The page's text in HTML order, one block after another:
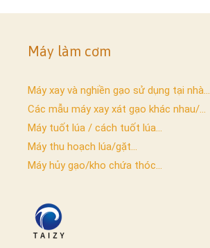
Máy làm cơm
Máy xay và nghiền gạo sử dụng tại nhà...
Các mẫu máy xay xát gạo khác nhau/...
Máy tuốt lúa / cách tuốt lúa...
Máy thu hoạch lúa/gặt...
Máy hủy gạo/kho chứa thóc...